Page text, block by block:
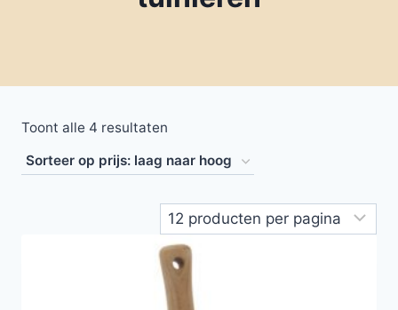
Toont alle 4 resultaten